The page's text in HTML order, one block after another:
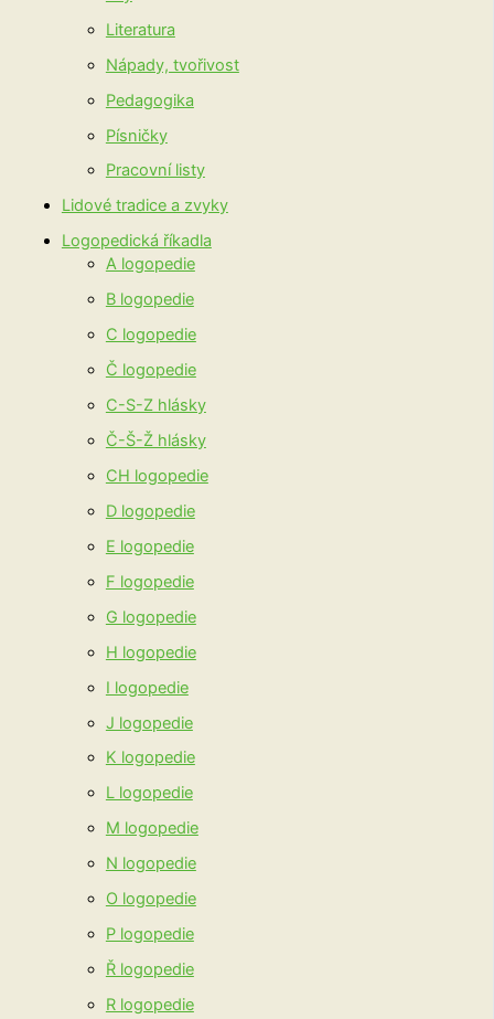
Literatura
Nápady, tvořivost
Pedagogika
Písničky
Pracovní listy
Lidové tradice a zvyky
Logopedická říkadla
A logopedie
B logopedie
C logopedie
Č logopedie
C-S-Z hlásky
Č-Š-Ž hlásky
CH logopedie
D logopedie
E logopedie
F logopedie
G logopedie
H logopedie
I logopedie
J logopedie
K logopedie
L logopedie
M logopedie
N logopedie
O logopedie
P logopedie
Ř logopedie
R logopedie